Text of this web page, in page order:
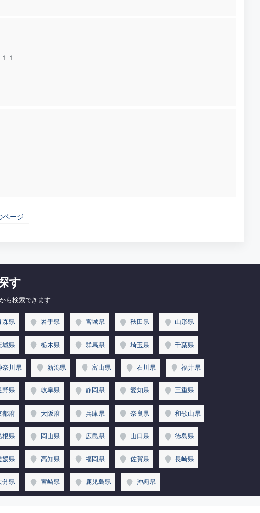
１
ページ
す
ら検索できます
森県 岩手県 宮城県 秋田県 山形県
城県 栃木県 群馬県 埼玉県 千葉県
奈川県 新潟県 富山県 石川県 福井県
野県 岐阜県 静岡県 愛知県 三重県
都府 大阪府 兵庫県 奈良県 和歌山県
根県 岡山県 広島県 山口県 徳島県
媛県 高知県 福岡県 佐賀県 長崎県
分県 宮崎県 鹿児島県 沖縄県